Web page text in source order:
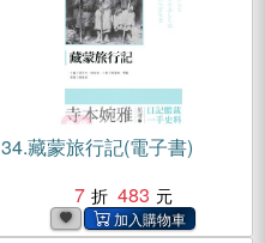
34.藏蒙旅行記(電子書)
7
483